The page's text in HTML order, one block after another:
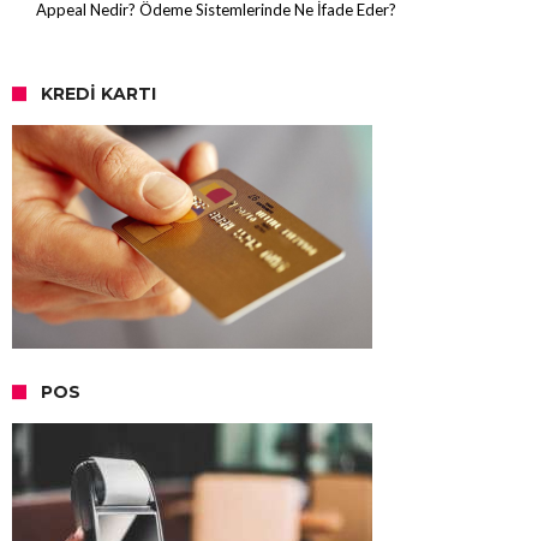
Appeal Nedir? Ödeme Sistemlerinde Ne İfade Eder?
KREDI KARTI
POS